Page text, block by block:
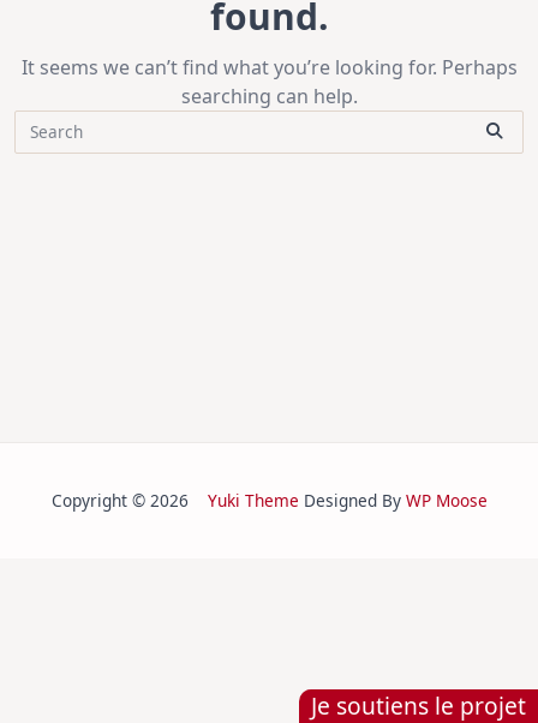
Je soutiens le projet
found.
It seems we can’t find what you’re looking for. Perhaps
searching can help.
Search
Copyright © 2026 Yuki Theme Designed By WP Moose